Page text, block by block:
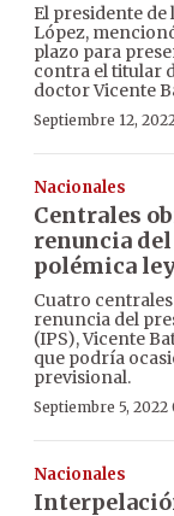
El presidente de
López,
plazo para
contra el titular
doctor Vicente
Septiembre 12,
Nacionales
Centrales
renuncia
polémica
Cuatro
renuncia del
(IPS), Vicente
que podría
previsional.
Septiembre 5, 2022
Nacionales